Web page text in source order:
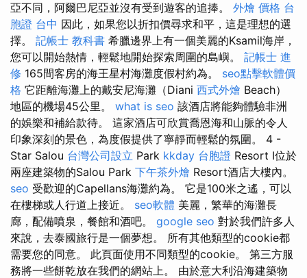
亞不同，阿爾巴尼亞並沒有受到遊客的追捧。 外燴 價格 台
胞證 台中 因此，如果您以折扣價尋求和平，這是理想的選
擇。 記帳士 教科書 希臘邊界上有一個美麗的Ksamil海岸，
您可以開始熱情，輕鬆地開始探索周圍的島嶼。 記帳士 進
修 165間客房的海王星村海灘度假村約為。 seo點擊軟體價
格 它距離海灘上的戴安尼海灘（Diani 西式外燴 Beach）
地區的機場45公里。 what is seo 該酒店將能夠體驗非洲
的娛樂和補給款待。 這家酒店可欣賞喬恩海和山脈的令人
印象深刻的景色，為度假提供了寧靜而輕鬆的氛圍。 4 -
Star Salou 台灣公司設立 Park kkday 台胞證 Resort I位於
兩座建築物的Salou Park 下午茶外燴 Resort酒店大樓內。
seo 受歡迎的Capellans海灘約為。 它是100米之遙，可以
在樓梯或人行道上接近。 seo軟體 美麗，繁華的海灘長
廊，配備噴泉，餐館和酒吧。 google seo 對於我們許多人
來說，去泰國旅行是一個夢想。 所有其他類型的cookie都
需要您的同意。 此頁面使用不同類型的cookie。 第三方服
務將一些餅乾放在我們的網站上。 由於意大利沿海建築物